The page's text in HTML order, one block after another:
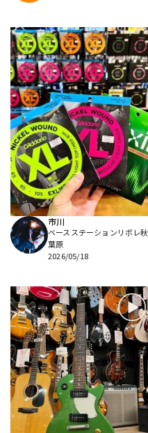
市川
ベースステーションリボレ秋
葉原
2026/05/18